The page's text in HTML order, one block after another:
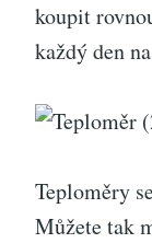
koupit
každý den
Teploměry
Můžete tak